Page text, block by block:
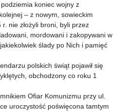
koniec wojny z
– z nowym, sowieckim
nie złożyli broni, byli przez
mordowani i zakopywani w
ślady po Nich i pamięć
polskich świąt pojawił się
obchodzony co roku 1
Ofiar Komunizmu przy ul.
uroczystość poświęcona tamtym